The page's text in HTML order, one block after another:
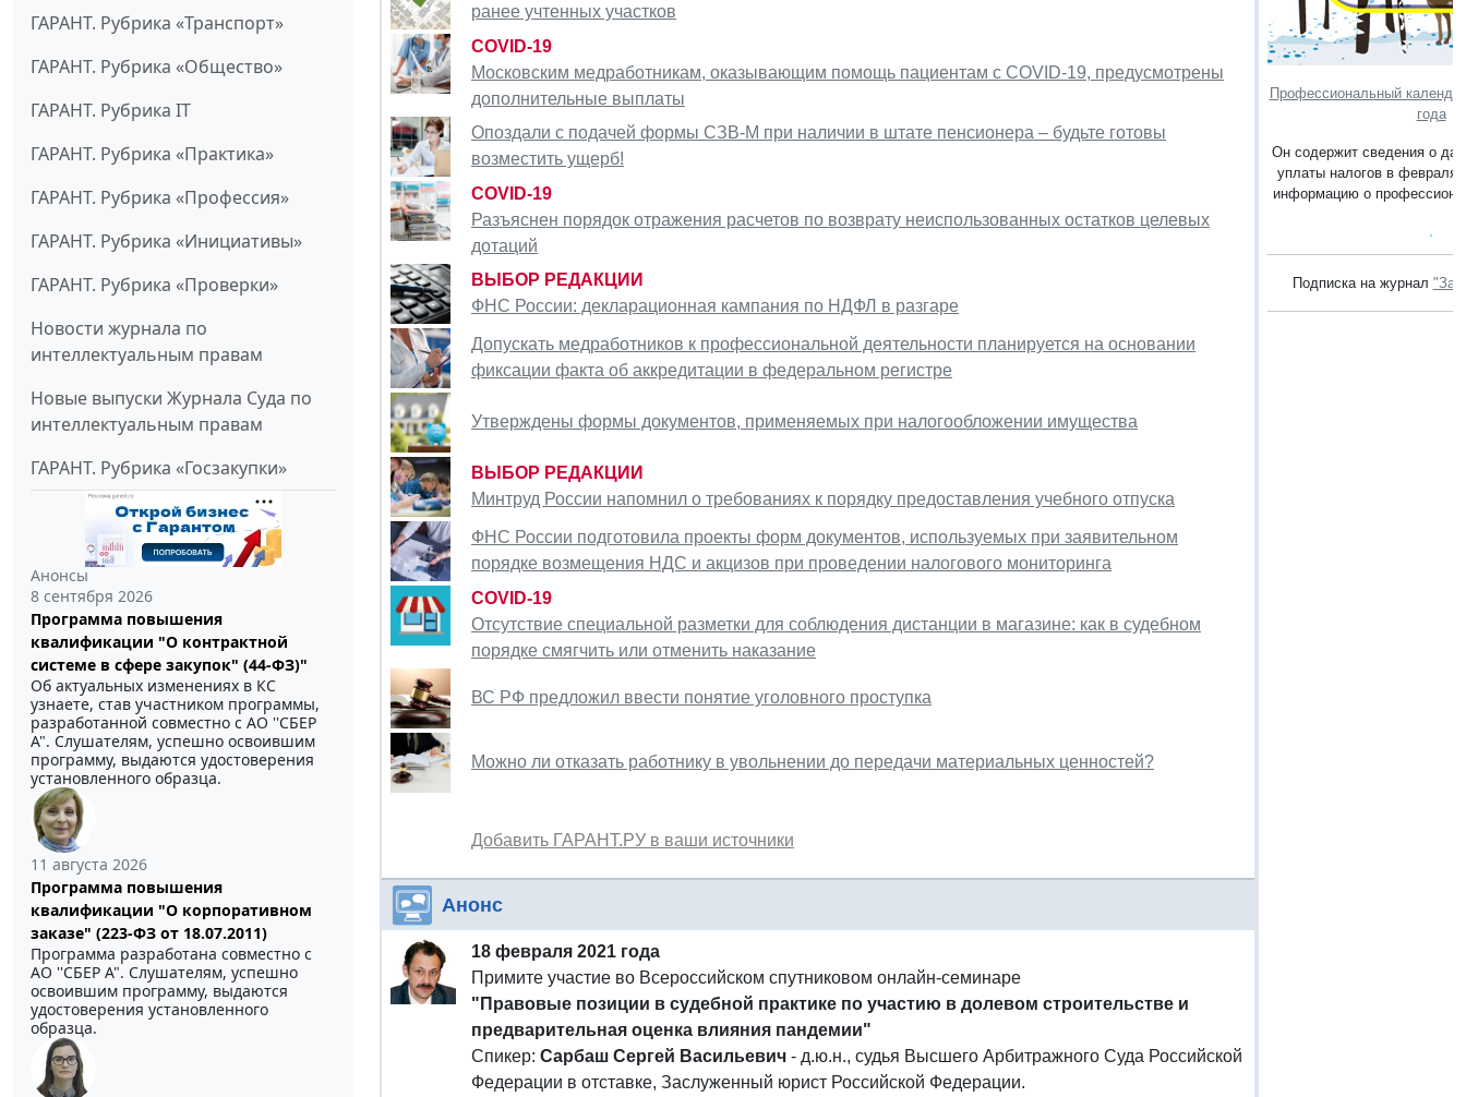
ГАРАНТ. Рубрика «Транспорт»
ГАРАНТ. Рубрика «Общество»
ГАРАНТ. Рубрика IT
ГАРАНТ. Рубрика «Практика»
ГАРАНТ. Рубрика «Профессия»
ГАРАНТ. Рубрика «Инициативы»
ГАРАНТ. Рубрика «Проверки»
Новости журнала по
интеллектуальным правам
Новые выпуски Журнала Суда по
интеллектуальным правам
ГАРАНТ. Рубрика «Госзакупки»
Анонсы
8 сентября 2026
Программа повышения
квалификации "О контрактной
системе в сфере закупок" (44-ФЗ)"
Об актуальных изменениях в КС
узнаете, став участником программы,
разработанной совместно с АО ''СБЕР
А". Слушателям, успешно освоившим
программу, выдаются удостоверения
установленного образца.
11 августа 2026
Программа повышения
квалификации "О корпоративном
заказе" (223-ФЗ от 18.07.2011)
Программа разработана совместно с
АО ''СБЕР А". Слушателям, успешно
освоившим программу, выдаются
удостоверения установленного
образца.
ранее учтенных участков
COVID-19
Московским медработникам, оказывающим помощь пациентам с COVID-19, предусмотрены
дополнительные выплаты
Опоздали с подачей формы СЗВ-М при наличии в штате пенсионера – будьте готовы
возместить ущерб!
COVID-19
Разъяснен порядок отражения расчетов по возврату неиспользованных остатков целевых
дотаций
ВЫБОР РЕДАКЦИИ
ФНС России: декларационная кампания по НДФЛ в разгаре
Допускать медработников к профессиональной деятельности планируется на основании
фиксации факта об аккредитации в федеральном регистре
Утверждены формы документов, применяемых при налогообложении имущества
ВЫБОР РЕДАКЦИИ
Минтруд России напомнил о требованиях к порядку предоставления учебного отпуска
ФНС России подготовила проекты форм документов, используемых при заявительном
порядке возмещения НДС и акцизов при проведении налогового мониторинга
COVID-19
Отсутствие специальной разметки для соблюдения дистанции в магазине: как в судебном
порядке смягчить или отменить наказание
ВС РФ предложил ввести понятие уголовного проступка
Можно ли отказать работнику в увольнении до передачи материальных ценностей?
Добавить ГАРАНТ.РУ в ваши источники
Анонс
18 февраля 2021 года
Примите участие во Всероссийском спутниковом онлайн-семинаре
"Правовые позиции в судебной практике по участию в долевом строительстве и
предварительная оценка влияния пандемии"
Спикер: Сарбаш Сергей Васильевич - д.ю.н., судья Высшего Арбитражного Суда Российской
Федерации в отставке, Заслуженный юрист Российской Федерации.
Профессиональный
года
Он содержит сведения о
уплаты налогов в февраля
информацию о
Подписка на журнал